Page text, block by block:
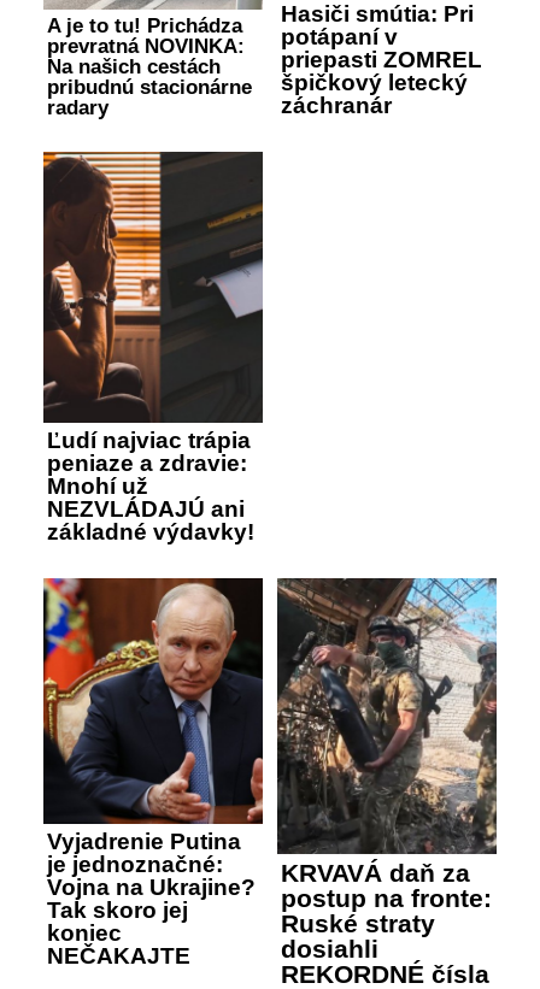
A je to tu! Prichádza
prevratná NOVINKA:
Na našich cestách
pribudnú stacionárne
radary
Hasiči smútia: Pri
potápaní v
priepasti ZOMREL
špičkový letecký
záchranár
Ľudí najviac trápia
peniaze a zdravie:
Mnohí už
NEZVLÁDAJÚ ani
základné výdavky!
Vyjadrenie Putina
je jednoznačné:
Vojna na Ukrajine?
Tak skoro jej
koniec
NEČAKAJTE
KRVAVÁ daň za
postup na fronte:
Ruské straty
dosiahli
REKORDNÉ čísla